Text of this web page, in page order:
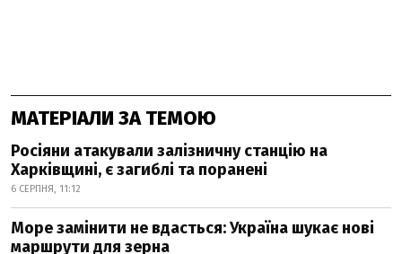
МАТЕРІАЛИ ЗА ТЕМОЮ
Росіяни атакували залізничну станцію на
Харківщині, є загиблі та поранені
6 СЕРПНЯ, 11:12
Море замінити не вдасться: Україна шукає нові
маршрути для зерна